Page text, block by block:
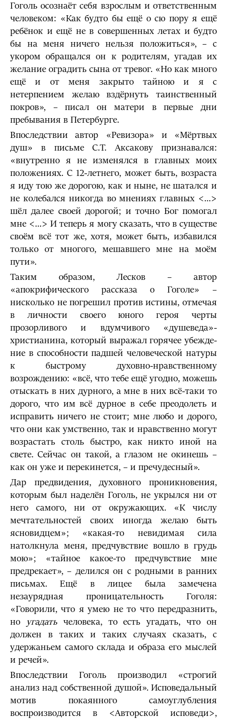
Гоголь осознаёт себя взрослым и ответственным
человеком: «Как будто бы ещё о сю пору я ещё
ребёнок и ещё не в совершенных летах и будто
бы на меня ничего нельзя положиться», – с
укором обращался он к родителям, угадав их
желание оградить сына от тревог. «Но как много
ещё и от меня закрыто тайною и я с
нетерпением желаю вздёрнуть таинственный
покров», – писал он матери в первые дни
пребывания в Петербурге.
Впоследствии автор «Ревизора» и «Мёртвых
душ» в письме С.Т. Аксакову признавался:
«внутренно я не изменялся в главных моих
положениях. С 12-летнего, мо­жет быть, возраста
я иду тою же дорогою, как и ныне, не шатался и
не колебался никогда во мнениях главных <…>
шёл далее своей дорогой; и точно Бог помогал
мне <…> И те­перь я могу сказать, что в существе
своём всё тот же, хотя, может быть, избавился
только от многого, мешавшего мне на моём
пути».
Таким образом, Лесков – автор
«апокрифического рассказа о Гоголе» –
нисколько не погрешил против истины, отмечая
в личности своего юного героя черты
прозорливого и вдумчивого «душеведа»-
христианина, который выражал горячее убежде­
ние в способности падшей человеческой натуры
к быстрому духовно-нравственному
возрождению: «всё, что тебе ещё угодно, можешь
отыскать в них дурного, а мне в них всё-таки то
дорого, что им всё дурное в себе преодолеть и
исправить ничего не стоит; мне любо и дорого,
что они как умственно, так и нравственно могут
возрастать столь бы­стро, как никто иной на
свете. Сейчас он такой, а глазом не окинешь –
как он уже и пе­рекинется, – и пречудесный».
Дар предвидения, духовного проникновения,
которым был наделён Гоголь, не укрылся ни от
него самого, ни от окружающих. «К числу
мечтательностей своих иногда желаю быть
ясновидцем»; «какая-то невидимая сила
натолкнула меня, предчувствие вошло в грудь
мою»; «тайное какое-то предчувствие мне
предрекает», – делился он с родными в ранних
письмах. Ещё в лицее была замечена
незаурядная проницательность Гоголя:
«Говорили, что я умею не то что передразнить,
но
угадатьчеловека, то есть угадать, что он
должен в та­ких и таких случаях сказать, с
удержаньем самого склада и образа его мыслей
и речей».
Впоследствии Го­голь про­изводил «строгий
анализ над собственной душой». Исповедальный
мотив покаянного самоуглубления
воспроизводится в <Авторской исповеди>,